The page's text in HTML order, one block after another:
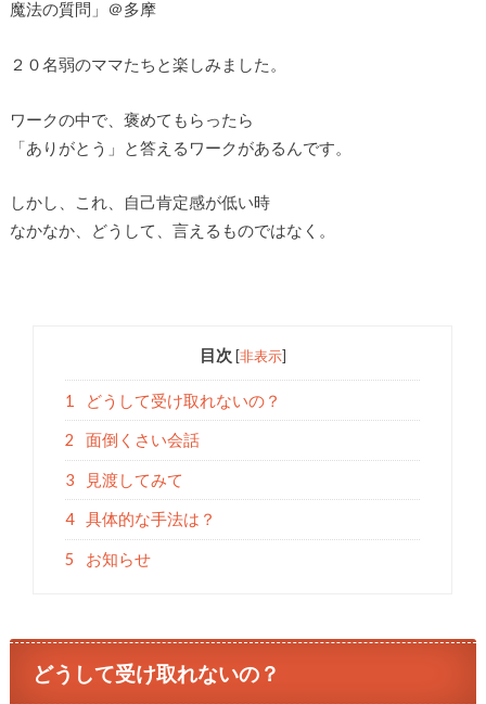
魔法の質問」＠多摩
２０名弱のママたちと楽しみました。
ワークの中で、褒めてもらったら
「ありがとう」と答えるワークがあるんです。
しかし、これ、自己肯定感が低い時
なかなか、どうして、言えるものではなく。
目次 [非表示]
1 どうして受け取れないの？
2 面倒くさい会話
3 見渡してみて
4 具体的な手法は？
5 お知らせ
どうして受け取れないの？